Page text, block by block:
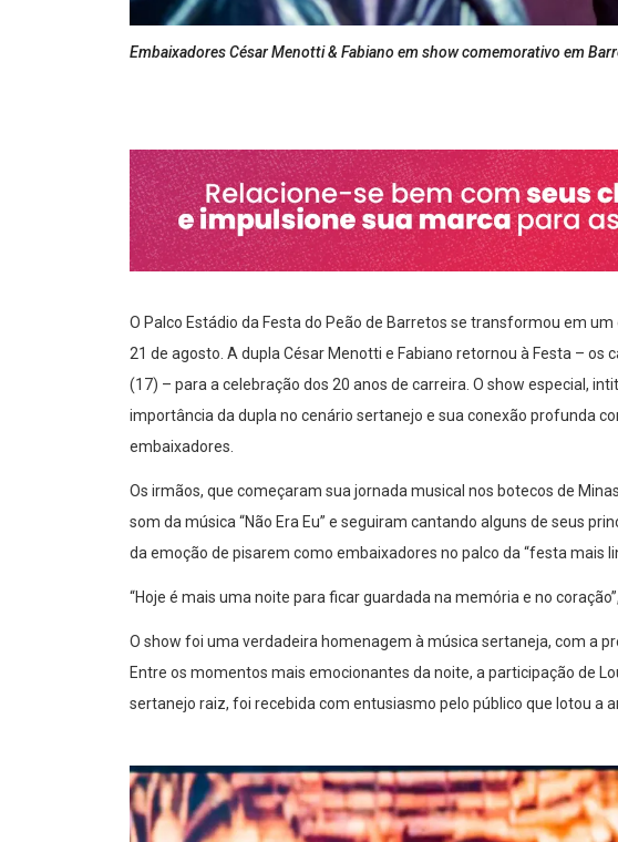
Embaixadores César Menotti & Fabiano em show comemorativo em
O Palco Estádio da Festa do Peão de Barretos se transformou em
21 de agosto. A dupla César Menotti e Fabiano retornou à Festa – os
(17) – para a celebração dos 20 anos de carreira. O show especial,
importância da dupla no cenário sertanejo e sua conexão profunda
embaixadores.
Os irmãos, que começaram sua jornada musical nos botecos de
som da música “Não Era Eu” e seguiram cantando alguns de seus
da emoção de pisarem como embaixadores no palco da “festa mais
“Hoje é mais uma noite para ficar guardada na memória e no
O show foi uma verdadeira homenagem à música sertaneja, com a
Entre os momentos mais emocionantes da noite, a participação de
sertanejo raiz, foi recebida com entusiasmo pelo público que lotou a